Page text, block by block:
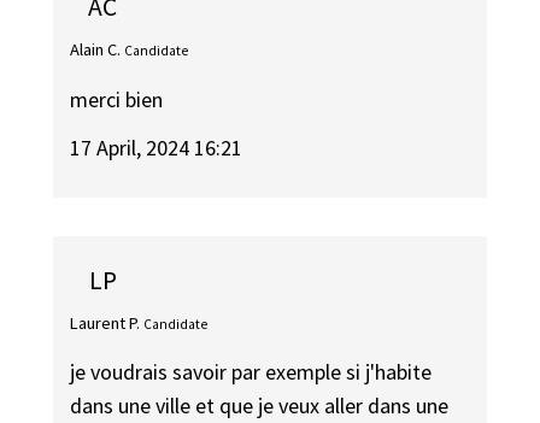
AC
Alain C. Candidate
merci bien
17 April, 2024 16:21
LP
Laurent P. Candidate
je voudrais savoir par exemple si j'habite
dans une ville et que je veux aller dans une